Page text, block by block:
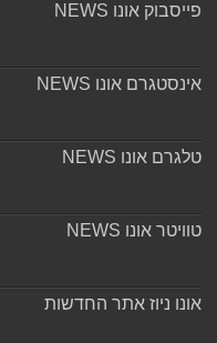
פייסבוק אונו NEWS
אינסטגרם אונו NEWS
טלגרם אונו NEWS
טוויטר אונו NEWS
אונו ניוז אתר החדשות